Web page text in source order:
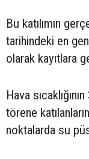
Bu katılımın
tarihindeki en
olarak kayıtlara
Hava
törene
noktalarda su